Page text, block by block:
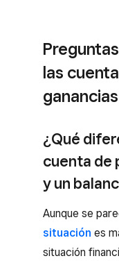
las
ganancias
¿Qué
cuenta de
y un
Aunque se
situación es
situación